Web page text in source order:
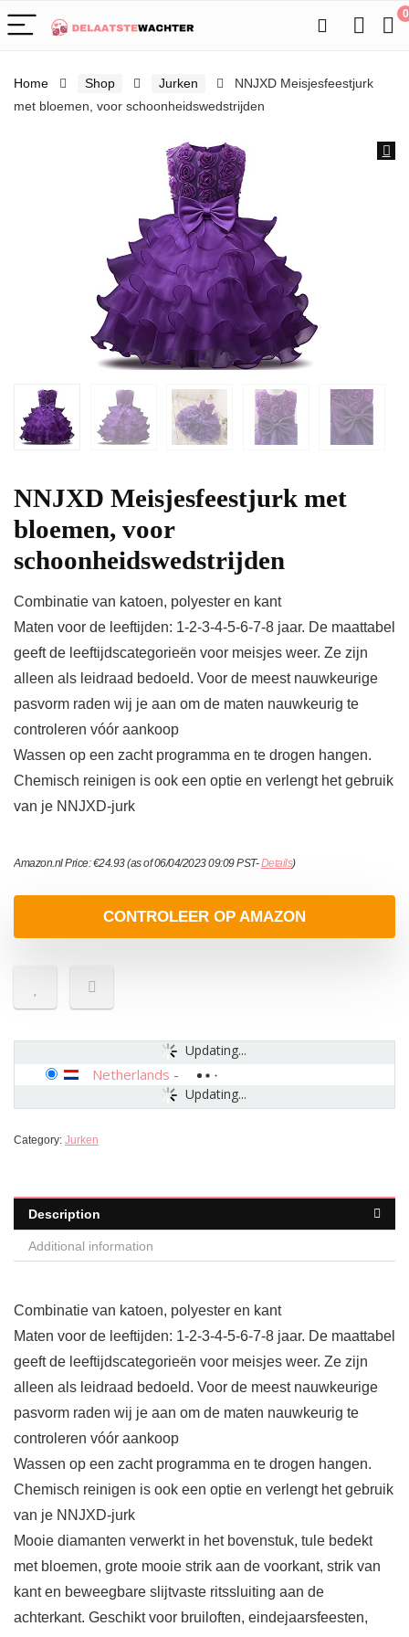
0
Home Shop Jurken
NNJXD Meisjesfeestjurk
met bloemen, voor schoonheidswedstrijden
NNJXD Meisjesfeestjurk met
bloemen, voor
schoonheidswedstrijden
Combinatie van katoen, polyester en kant
Maten voor de leeftijden: 1-2-3-4-5-6-7-8 jaar. De maattabel
geeft de leeftijdscategorieën voor meisjes weer. Ze zijn
alleen als leidraad bedoeld. Voor de meest nauwkeurige
pasvorm raden wij je aan om de maten nauwkeurig te
controleren vóór aankoop
Wassen op een zacht programma en te drogen hangen.
Chemisch reinigen is ook een optie en verlengt het gebruik
van je NNJXD-jurk
Amazon.nl Price:€24.93(as of 06/04/2023 09:09 PST-Details)
CONTROLEER OP AMAZON
Updating...
Updating...
Netherlands -
Category: Jurken
Description
Additional information
Combinatie van katoen, polyester en kant
Maten voor de leeftijden: 1-2-3-4-5-6-7-8 jaar. De maattabel
geeft de leeftijdscategorieën voor meisjes weer. Ze zijn
alleen als leidraad bedoeld. Voor de meest nauwkeurige
pasvorm raden wij je aan om de maten nauwkeurig te
controleren vóór aankoop
Wassen op een zacht programma en te drogen hangen.
Chemisch reinigen is ook een optie en verlengt het gebruik
van je NNJXD-jurk
Mooie diamanten verwerkt in het bovenstuk, tule bedekt
met bloemen, grote mooie strik aan de voorkant, strik van
kant en beweegbare slijtvaste ritssluiting aan de
achterkant. Geschikt voor bruiloften, eindejaarsfeesten,